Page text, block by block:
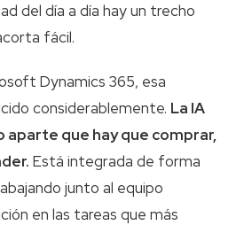
del día a día hay un trecho
fácil.
Dynamics 365, esa
considerablemente. La IA
aparte que hay que comprar,
Está integrada de forma
junto al equipo
en las tareas que más